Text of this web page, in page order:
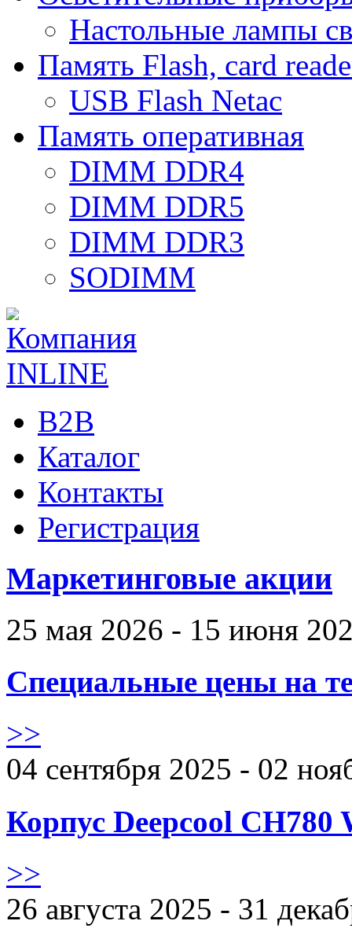
Настольные лампы
Память Flash, card
USB Flash Netac
Память оперативная
DIMM DDR4
DIMM DDR5
DIMM DDR3
SODIMM
B2B
Каталог
Контакты
Регистрация
Маркетинговые акции
25 мая 2026 - 15 июня
Специальные цены на
>>
04 сентября 2025 - 02
Корпус Deepcool CH780
>>
26 августа 2025 - 31